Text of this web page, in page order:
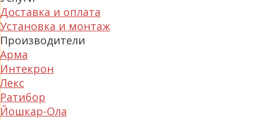
Доставка и оплата
Установка и монтаж
Производители
Арма
Интекрон
Лекс
Ратибор
Йошкар-Ола